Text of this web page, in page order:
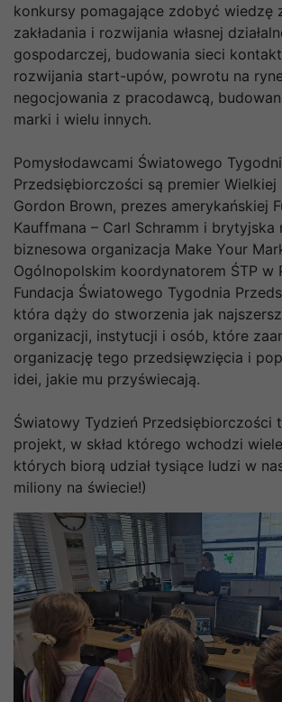
konkursy pomagające zdobyć wiedzę
zakładania i rozwijania własnej
gospodarczej, budowania sieci
rozwijania start-upów, powrotu na
negocjowania z pracodawcą,
marki i wielu innych.
Pomysłodawcami Światowego
Przedsiębiorczości są premier Wielkiej
Gordon Brown, prezes amerykańskiej
Kauffmana – Carl Schramm i brytyjska
biznesowa organizacja Make Your
Ogólnopolskim koordynatorem ŚTP w
Fundacja Światowego Tygodnia
która dąży do stworzenia jak
organizacji, instytucji i osób, które
organizację tego przedsięwzięcia i
idei, jakie mu przyświecają.
Światowy Tydzień Przedsiębiorczości
projekt, w skład którego wchodzi
których biorą udział tysiące ludzi w
miliony na świecie!)